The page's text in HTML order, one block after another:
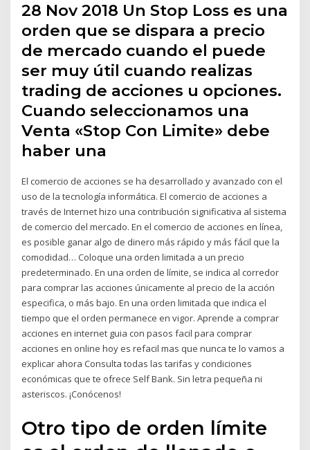
28 Nov 2018 Un Stop Loss es una
orden que se dispara a precio
de mercado cuando el puede
ser muy útil cuando realizas
trading de acciones u opciones.
Cuando seleccionamos una
Venta «Stop Con Limite» debe
haber una
El comercio de acciones se ha desarrollado y avanzado con el
uso de la tecnología informática. El comercio de acciones a
través de Internet hizo una contribución significativa al sistema
de comercio del mercado. En el comercio de acciones en línea,
es posible ganar algo de dinero más rápido y más fácil que la
comodidad… Coloque una orden limitada a un precio
predeterminado. En una orden de límite, se indica al corredor
para comprar las acciones únicamente al precio de la acción
especifica, o más bajo. En una orden limitada que indica el
tiempo que el orden permanece en vigor. Aprende a comprar
acciones en internet guia con pasos facil para comprar
acciones en online hoy es refacil mas que nunca te lo vamos a
explicar ahora Consulta todas las tarifas y condiciones
económicas que te ofrece Self Bank. Sin letra pequeña ni
asteriscos. ¡Conócenos!
Otro tipo de orden límite